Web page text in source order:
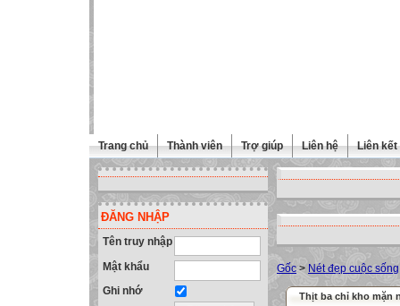
Trang chủ Thành viên Trợ giúp Liên hệ Liên kết
ĐĂNG NHẬP
Tên truy nhập
Mật khẩu
Ghi nhớ
Gốc > Nét đẹp cuộc sống
Thịt ba chỉ kho mặn